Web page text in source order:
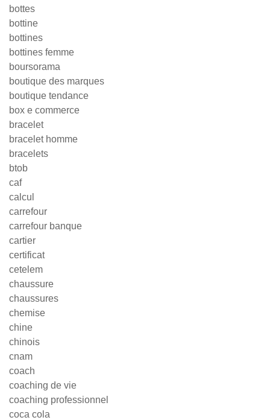
bottes
bottine
bottines
bottines femme
boursorama
boutique des marques
boutique tendance
box e commerce
bracelet
bracelet homme
bracelets
btob
caf
calcul
carrefour
carrefour banque
cartier
certificat
cetelem
chaussure
chaussures
chemise
chine
chinois
cnam
coach
coaching de vie
coaching professionnel
coca cola